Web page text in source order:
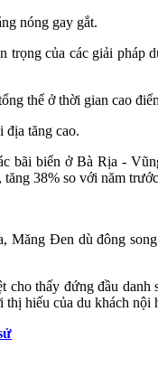
nóng gay gắt.
của các giải pháp
thể ở thời gian cao
địa tăng cao.
bãi biển ở Bà Rịa -
38% so với năm
Măng Đen dù đông
cho thấy đứng đầu danh
hiếu của du khách nội